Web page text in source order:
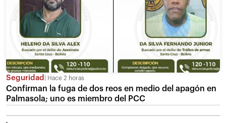
Seguridad Hace 2 horas
Confirman la fuga de dos reos en medio del apagón en
Palmasola; uno es miembro del PCC